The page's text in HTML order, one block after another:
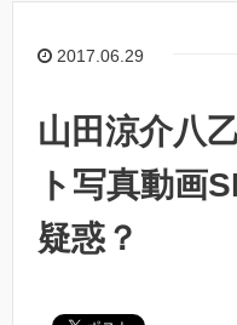
2017.06.29
山田涼介八
ト写真動画
疑惑？